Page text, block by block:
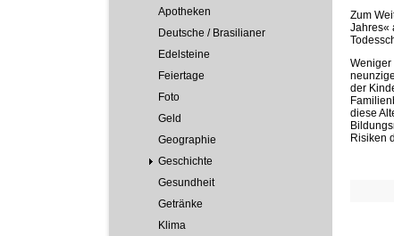
Apotheken
Deutsche / Brasilianer
Edelsteine
Feiertage
Foto
Geld
Geographie
Geschichte
Gesundheit
Getränke
Klima
Zum
Jahres«
Weniger
der
diese
Risiken